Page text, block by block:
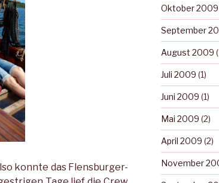
konnte das Flensburger-
Oktober 2009
September
August 2009
Juli 2009 (1)
Juni 2009 (1)
Mai 2009 (2)
April 2009 (2)
November